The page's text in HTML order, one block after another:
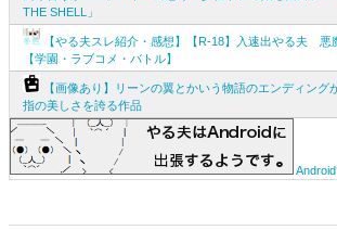
THE SHELL」
【やる夫スレ紹介・感想】【R-18】入速出やる夫 悪
【学園・ラブコメ・バトル】
【画像あり】リーンの翼とかいう物語のエンディング
指の美しさを誇る作品